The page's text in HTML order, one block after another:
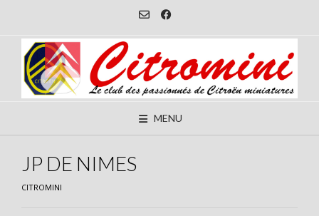
content
MENU
JP DE NIMES
CITROMINI